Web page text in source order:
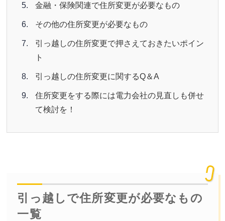
金融・保険関連で住所変更が必要なもの
その他の住所変更が必要なもの
引っ越しの住所変更で押さえておきたいポイン
ト
引っ越しの住所変更に関するQ＆A
住所変更をする際には電力会社の見直しも併せ
て検討を！
引っ越しで住所変更が必要なもの
一覧